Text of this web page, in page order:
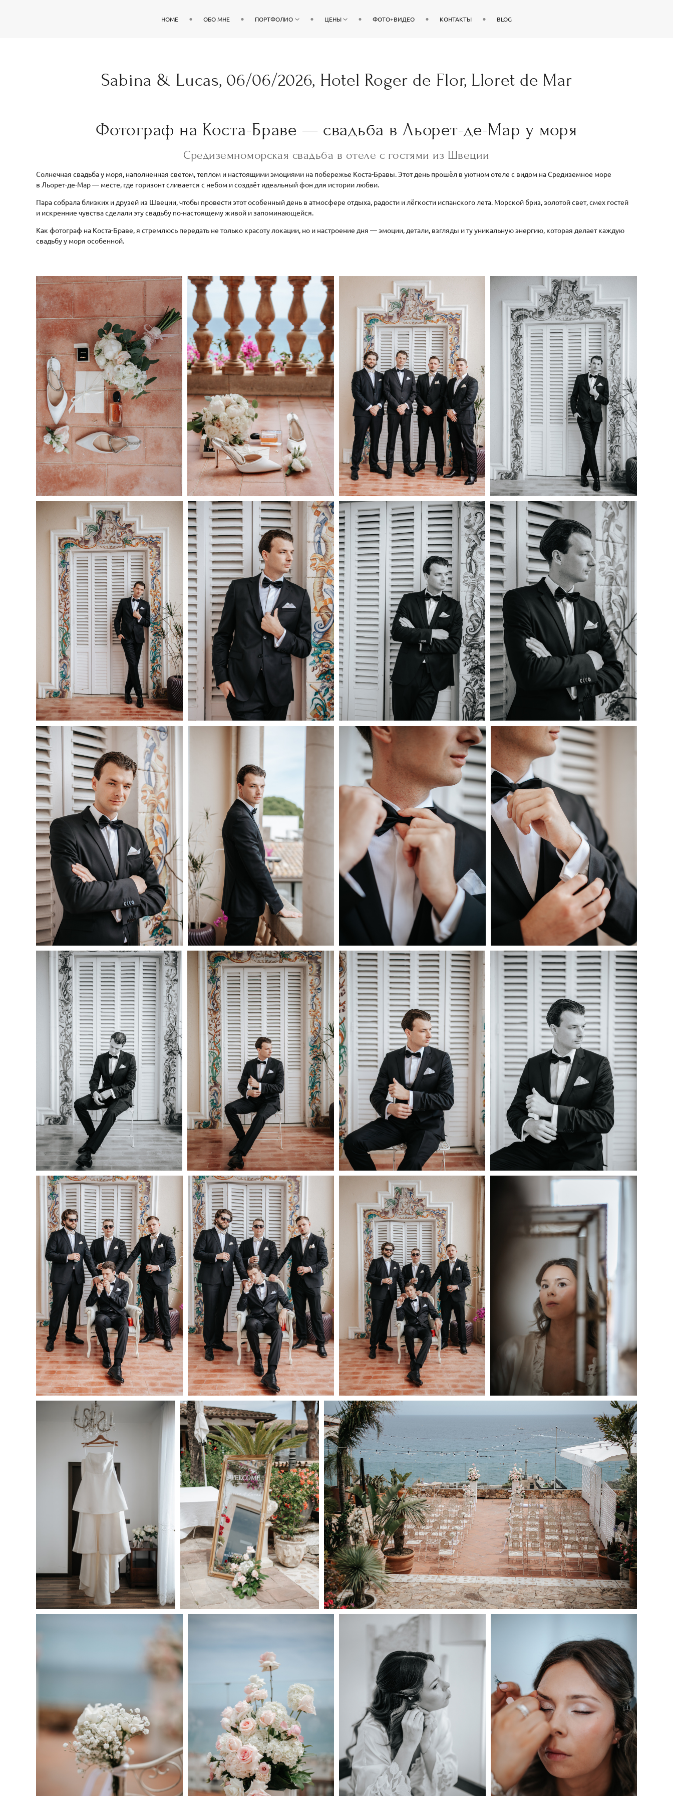
HOME ОБО МНЕ ПОРТФОЛИО ЦЕНЫ ФОТО+ВИДЕО КОНТАКТЫ BLOG
Sabina & Lucas, 06/06/2026, Hotel Roger de Flor, Lloret de Mar
Фотограф на Коста-Браве — свадьба в Льорет-де-Мар у моря
Средиземноморская свадьба в отеле с гостями из Швеции
Солнечная свадьба у моря, наполненная светом, теплом и настоящими эмоциями на побережье Коста-Бравы. Этот день прошёл в уютном отеле с видом на Средиземное море
в Льорет-де-Мар — месте, где горизонт сливается с небом и создаёт идеальный фон для истории любви.
Пара собрала близких и друзей из Швеции, чтобы провести этот особенный день в атмосфере отдыха, радости и лёгкости испанского лета. Морской бриз, золотой свет, смех гостей
и искренние чувства сделали эту свадьбу по-настоящему живой и запоминающейся.
Как фотограф на Коста-Браве, я стремлюсь передать не только красоту локации, но и настроение дня — эмоции, детали, взгляды и ту уникальную энергию, которая делает каждую
свадьбу у моря особенной.